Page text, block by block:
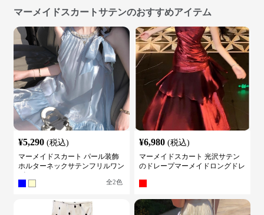
マーメイドスカートサテンのおすすめアイテム
¥5,290 (税込)
マーメイドスカート パール装飾
ホルターネックサテンフリルワン
全2色
¥6,980 (税込)
マーメイドスカート 光沢サテン
のドレープマーメイドロングドレ